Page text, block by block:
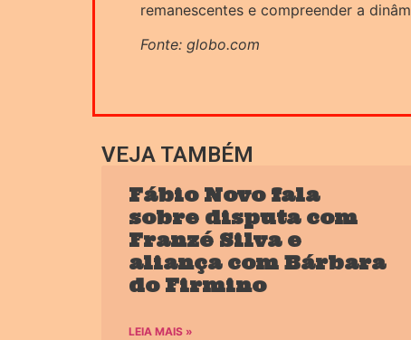
remanescentes e compreender a
Fonte: globo.com
VEJA TAMBÉM
Fábio Novo fala
sobre disputa com
Franzé Silva e
aliança com Bárbara
do Firmino
LEIA MAIS »